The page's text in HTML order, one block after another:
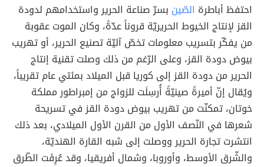
احتفظ أباطرة الصّين بسرّ صناعة الحرير واستخدامهم لدودة
القز لإنتاج الخيوط الحريريّة قروناً عدّةً، وكان الموت عقوبة
من يفكّر بتسريب معلومات تخصّ آليّة تصنيع الحرير، أو تهريب
بيوض دودة القز، وعلى الرّغم من ذلك وصلت تقنية إنتاج
الحرير من دودة القز إلى كوريا قبل الميلاد بمئتي عام تقريباً،
ويُقال إنّ أميرةً صينيّةً أُرسِلَت للزواج من إمبراطور مملكة
خوتان، تمكنّت من تهريب بيوض دودة القز في تسريحة
شعرها في النّصف الأول من القرن الأول الميلادي، بعد ذلك
انتشرت تجارة الحرير ووصلت إلى شبه القارة الهنديّة،
والشّرق الأوسط، وأوروبا، وشمال أفريقيا، وقد عُرِفَت الطّرق